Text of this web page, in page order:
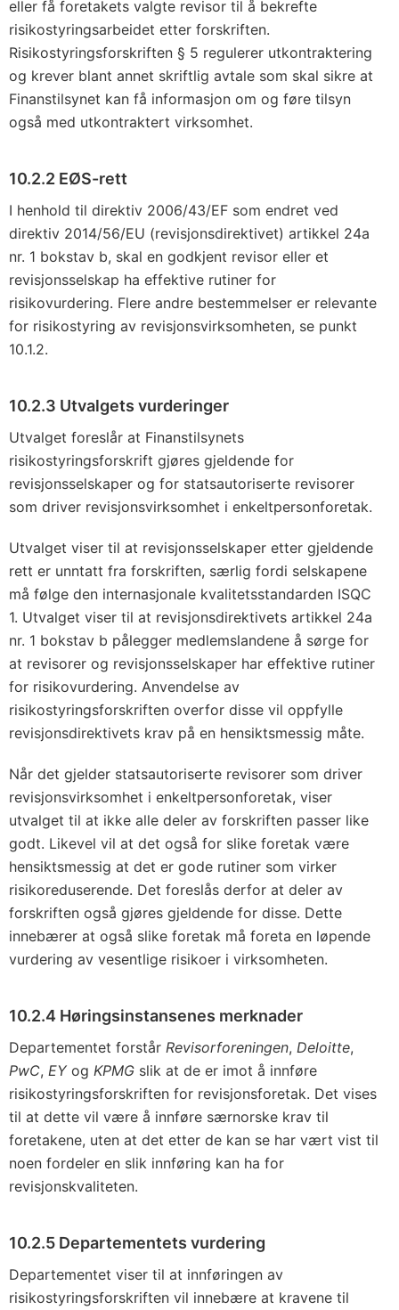
eller få foretakets valgte revisor til å bekrefte
risikostyringsarbeidet etter forskriften.
Risikostyringsforskriften § 5 regulerer utkontraktering
og krever blant annet skriftlig avtale som skal sikre at
Finanstilsynet kan få informasjon om og føre tilsyn
også med utkontraktert virksomhet.
10.2.2 EØS-rett
I henhold til direktiv 2006/43/EF som endret ved
direktiv 2014/56/EU (revisjonsdirektivet) artikkel 24a
nr. 1 bokstav b, skal en godkjent revisor eller et
revisjonsselskap ha effektive rutiner for
risikovurdering. Flere andre bestemmelser er relevante
for risikostyring av revisjonsvirksomheten, se punkt
10.1.2.
10.2.3 Utvalgets vurderinger
Utvalget foreslår at Finanstilsynets
risikostyringsforskrift gjøres gjeldende for
revisjonsselskaper og for statsautoriserte revisorer
som driver revisjonsvirksomhet i enkeltpersonforetak.
Utvalget viser til at revisjonsselskaper etter gjeldende
rett er unntatt fra forskriften, særlig fordi selskapene
må følge den internasjonale kvalitetsstandarden ISQC
1. Utvalget viser til at revisjonsdirektivets artikkel 24a
nr. 1 bokstav b pålegger medlemslandene å sørge for
at revisorer og revisjonsselskaper har effektive rutiner
for risikovurdering. Anvendelse av
risikostyringsforskriften overfor disse vil oppfylle
revisjonsdirektivets krav på en hensiktsmessig måte.
Når det gjelder statsautoriserte revisorer som driver
revisjonsvirksomhet i enkeltpersonforetak, viser
utvalget til at ikke alle deler av forskriften passer like
godt. Likevel vil at det også for slike foretak være
hensiktsmessig at det er gode rutiner som virker
risikoreduserende. Det foreslås derfor at deler av
forskriften også gjøres gjeldende for disse. Dette
innebærer at også slike foretak må foreta en løpende
vurdering av vesentlige risikoer i virksomheten.
10.2.4 Høringsinstansenes merknader
Departementet forstår Revisorforeningen, Deloitte,
PwC, EY og KPMG slik at de er imot å innføre
risikostyringsforskriften for revisjonsforetak. Det vises
til at dette vil være å innføre særnorske krav til
foretakene, uten at det etter de kan se har vært vist til
noen fordeler en slik innføring kan ha for
revisjonskvaliteten.
10.2.5 Departementets vurdering
Departementet viser til at innføringen av
risikostyringsforskriften vil innebære at kravene til